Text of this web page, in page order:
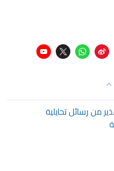
من رسائل تحايلية